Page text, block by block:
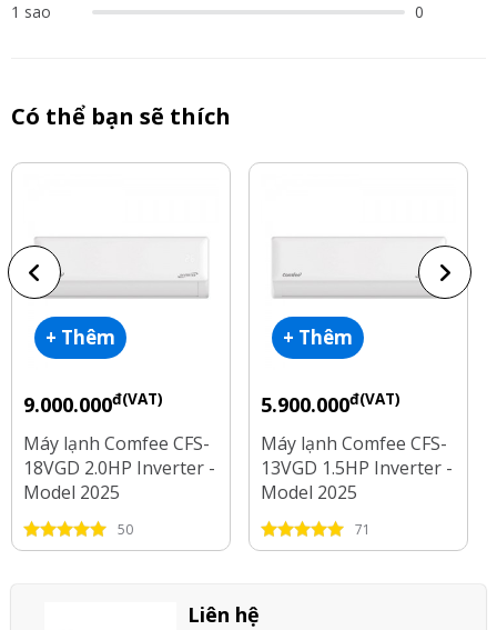
1 sao
0
Có thể bạn sẽ thích
+ Thêm
9.000.000đ(VAT)
Máy lạnh Comfee CFS-
18VGD 2.0HP Inverter -
Model 2025
50
+ Thêm
5.900.000đ(VAT)
Máy lạnh Comfee CFS-
13VGD 1.5HP Inverter -
Model 2025
71
Liên hệ